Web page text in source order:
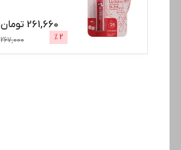
261,660 تومان
2
%
267,000